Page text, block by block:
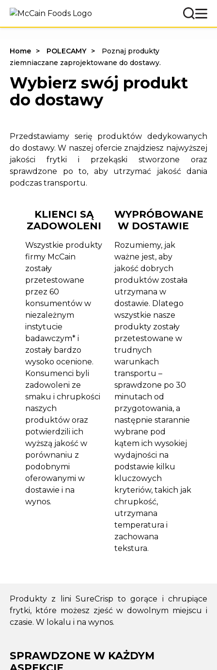
Home POLECAMY
Poznaj produkty
ziemniaczane zaprojektowane do dostawy.
Wybierz swój produkt
do dostawy
Przedstawiamy serię produktów dedykowanych
do dostawy. W naszej ofercie znajdziesz najwyższej
jakości frytki i przekąski stworzone oraz
sprawdzone po to, aby utrzymać jakość dania
podczas transportu.
KLIENCI SĄ
ZADOWOLENI
Wszystkie produkty
firmy McCain
zostały
przetestowane
przez 60
konsumentów w
niezależnym
instytucie
badawczym* i
zostały bardzo
wysoko ocenione.
Konsumenci byli
zadowoleni ze
smaku i chrupkości
naszych
produktów oraz
potwierdzili ich
wyższą jakość w
porównaniu z
podobnymi
oferowanymi w
dostawie i na
wynos.
WYPRÓBOWANE
W DOSTAWIE
Rozumiemy, jak
ważne jest, aby
jakość dobrych
produktów została
utrzymana w
dostawie. Dlatego
wszystkie nasze
produkty zostały
przetestowane w
trudnych
warunkach
transportu –
sprawdzone po 30
minutach od
przygotowania, a
następnie starannie
wybrane pod
kątem ich wysokiej
wydajności na
podstawie kilku
kluczowych
kryteriów, takich jak
chrupkość,
utrzymana
temperatura i
zachowana
tekstura.
Produkty z lini SureCrisp to gorące i chrupiące
frytki, które możesz zjeść w dowolnym miejscu i
czasie. W lokalu i na wynos.
SPRAWDZONE W KAŻDYM